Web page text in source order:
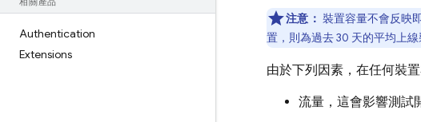
Authentication
Extensions
注意： 裝置容量不會反映
置，則為過去 30 天的平均上線
由於下列因素，在任何裝
流量，這會影響測試